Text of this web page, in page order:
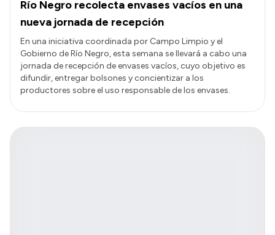
Río Negro recolecta envases vacíos en una
nueva jornada de recepción
En una iniciativa coordinada por Campo Limpio y el
Gobierno de Río Negro, esta semana se llevará a cabo una
jornada de recepción de envases vacíos, cuyo objetivo es
difundir, entregar bolsones y concientizar a los
productores sobre el uso responsable de los envases.